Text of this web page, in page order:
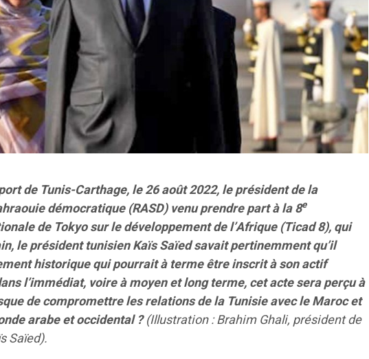
de Tunis-Carthage, le 26 août 2022, le président de la
démocratique (RASD) venu prendre part à la 8e
de Tokyo sur le développement de l’Afrique (Ticad 8), qui
le président tunisien Kaïs Saïed savait pertinemment qu’il
historique qui pourrait à terme être inscrit à son actif
l’immédiat, voire à moyen et long terme, cet acte sera perçu à
de compromettre les relations de la Tunisie avec le Maroc et
arabe et occidental ?(Illustration : Brahim Ghali, président de
Saïed).